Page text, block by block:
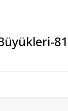
81